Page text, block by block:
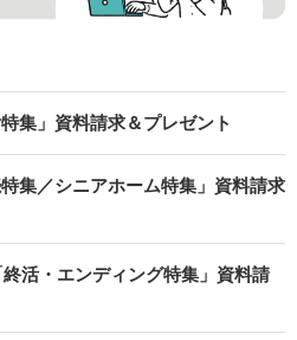
集」資料請求＆プレゼント
集／シニアホーム特集」資料請求
活・エンディング特集」資料請